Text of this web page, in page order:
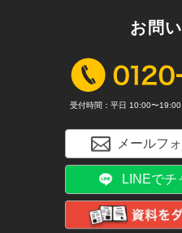
お問
受付時間：平日 10:00〜19:00
メールフ
LINEでチ